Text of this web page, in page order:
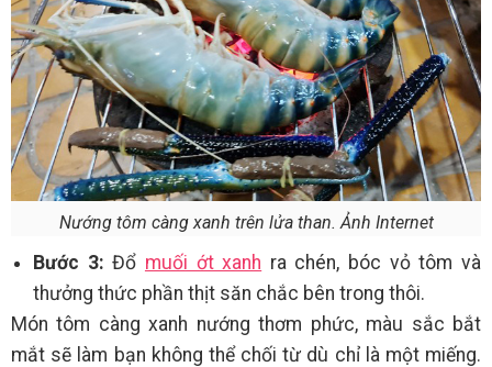
Nướng tôm càng xanh trên lửa than. Ảnh Internet
Bước 3: Đổ muối ớt xanh ra chén, bóc vỏ tôm và
thưởng thức phần thịt săn chắc bên trong thôi.
Món tôm càng xanh nướng thơm phức, màu sắc bắt
mắt sẽ làm bạn không thể chối từ dù chỉ là một miếng.